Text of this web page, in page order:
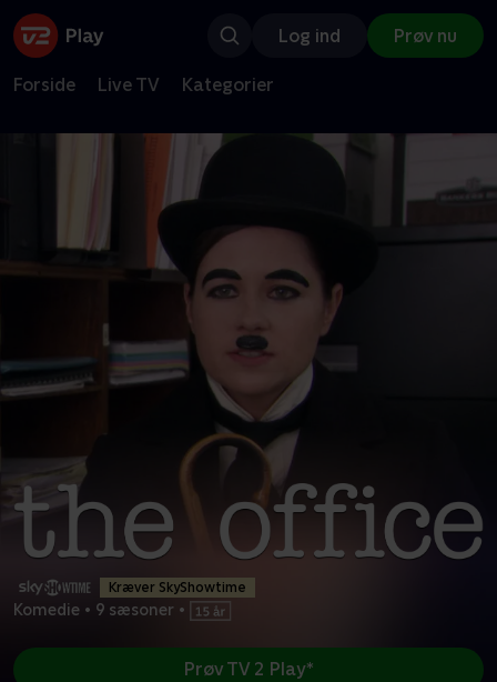
Log ind Prøv nu
Forside Live TV Kategorier
Kræver SkyShowtime
Komedie • 9 sæsoner •
Prøv TV 2 Play*